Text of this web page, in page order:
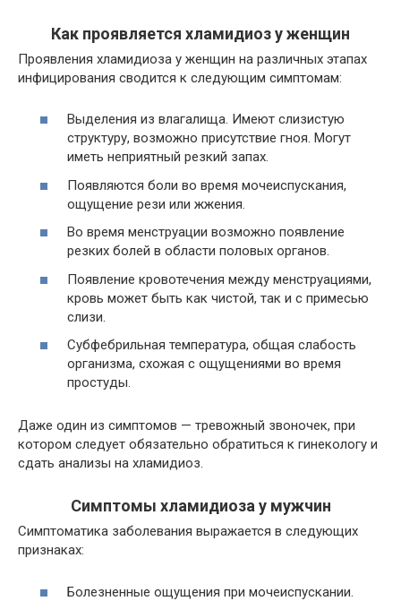
Как проявляется хламидиоз у женщин
Проявления хламидиоза у женщин на различных этапах
инфицирования сводится к следующим симптомам:
Выделения из влагалища. Имеют слизистую
структуру, возможно присутствие гноя. Могут
иметь неприятный резкий запах.
Появляются боли во время мочеиспускания,
ощущение рези или жжения.
Во время менструации возможно появление
резких болей в области половых органов.
Появление кровотечения между менструациями,
кровь может быть как чистой, так и с примесью
слизи.
Субфебрильная температура, общая слабость
организма, схожая с ощущениями во время
простуды.
Даже один из симптомов — тревожный звоночек, при
котором следует обязательно обратиться к гинекологу и
сдать анализы на хламидиоз.
Симптомы хламидиоза у мужчин
Симптоматика заболевания выражается в следующих
признаках:
Болезненные ощущения при мочеиспускании.